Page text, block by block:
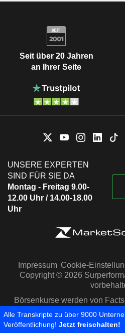
Seit über 20 Jahren
an Ihrer Seite
UNSERE EXPERTEN
SIND FÜR SIE DA
Montag - Freitag 9.00-
12.00 Uhr / 14.00-18.00
Uhr
Impressum Cookie-
Copyright © 2026
Börsenkurse werden von
Capital IQ zur
Alle Transkripte zu über 9000
Veröffentlichung! Jetzt freischalten!